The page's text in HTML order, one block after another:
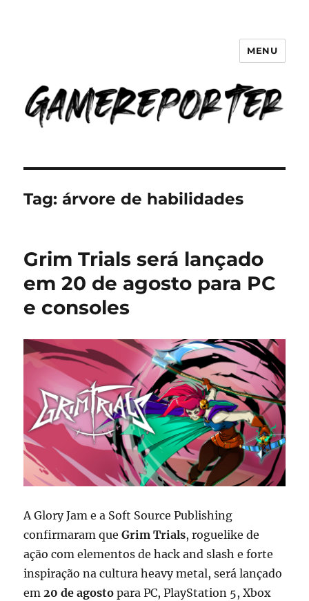
GameReporter | Cultura Gamer
MENU
Tag:árvore de habilidades
Grim Trials será lançado
em 20 de agosto para PC
e consoles
A Glory Jam e a Soft Source Publishing
confirmaram queGrim Trials, roguelike de
ação com elementos de hack and slash e forte
inspiração na cultura heavy metal, será lançado
em20 de agosto para PC, PlayStation 5, Xbox